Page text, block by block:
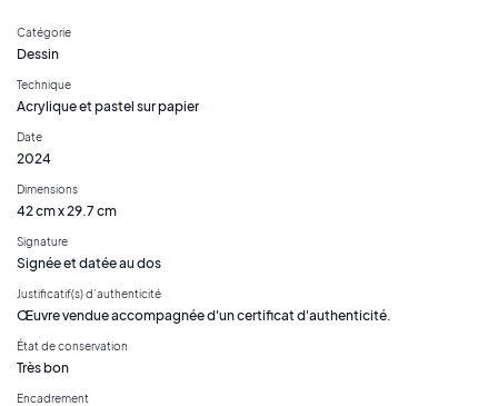
Catégorie
Dessin
Technique
Acrylique et pastel sur papier
Date
2024
Dimensions
42 cm x 29.7 cm
Signature
Signée et datée au dos
Justificatif(s) d’authenticité
Œuvre vendue accompagnée d'un certificat d'authenticité.
État de conservation
Très bon
Encadrement